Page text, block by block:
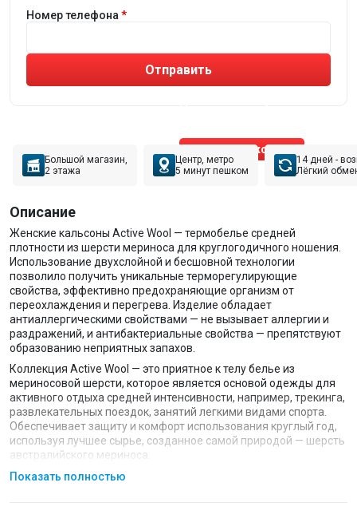
Номер телефона
Отправить
Позвонить эксперту
Большой магазин,
2 этажа
Центр, метро
5 минут пешком
14 дней -
Лёгкий
Описание
Женские кальсоны Active Wool — термобелье средней
плотности из шерсти мериноса для круглогодичного ношения.
Использование двухслойной и бесшовной технологии
позволило получить уникальные терморегулирующие
свойства, эффективно предохраняющие организм от
переохлаждения и перегрева. Изделие обладает
антиаллергическими свойствами — не вызывает аллергии и
раздражений, и антибактериальные свойства — препятствуют
образованию неприятных запахов.
Коллекция Active Wool — это приятное к телу белье из
мериносовой шерсти, которое является основой одежды для
активного отдыха средней интенсивности, например, трекинга,
развлекательных поездок, занятий легкими видами спорта.
Обеспечивает защиту и комфорт использования круглый год,
используя лучшее сырье, созданное самой природой — шерсть
австралийского мериноса.
Особенности:
Показать полностью